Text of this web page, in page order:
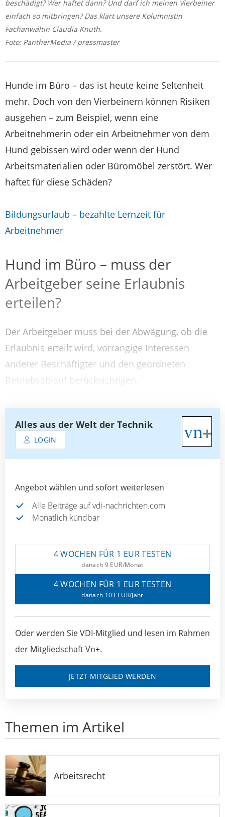
beschädigt? Wer haftet dann? Und darf ich meinen Vierbeiner
einfach so mitbringen? Das klärt unsere Kolumnistin
Fachanwältin Claudia Knuth.
Foto: PantherMedia / pressmaster
Hunde im Büro – das ist heute keine Seltenheit
mehr. Doch von den Vierbeinern können Risiken
ausgehen – zum Beispiel, wenn eine
Arbeitnehmerin oder ein Arbeitnehmer von dem
Hund gebissen wird oder wenn der Hund
Arbeitsmaterialien oder Büromöbel zerstört. Wer
haftet für diese Schäden?
Bildungsurlaub – bezahlte Lernzeit für
Arbeitnehmer
Hund im Büro – muss der
Arbeitgeber seine Erlaubnis
erteilen?
Der Arbeitgeber muss bei der Abwägung, ob die
Erlaubnis erteilt wird, vorrangige Interessen
anderer Beschäftigter und den geordneten
Betriebsablauf berücksichtigen.
Alles aus der Welt der Technik
LOGIN
Angebot wählen und sofort weiterlesen
Alle Beiträge auf vdi-nachrichten.com
Monatlich kündbar
4 WOCHEN FÜR 1 EUR TESTEN
danach 9 EUR/Monat
4 WOCHEN FÜR 1 EUR TESTEN
danach 103 EUR/Jahr
Oder werden Sie VDI-Mitglied und lesen im Rahmen
der Mitgliedschaft Vn+.
JETZT MITGLIED WERDEN
Themen im Artikel
Arbeitsrecht